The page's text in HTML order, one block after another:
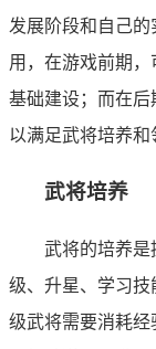
发展阶段和自己
用，在游戏前期
基础建设；而在
以满足武将培养和
武将培养
武将的培养是
级、升星、学习
级武将需要消耗